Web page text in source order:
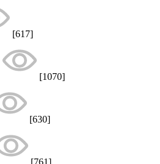
[617]
[1070]
[630]